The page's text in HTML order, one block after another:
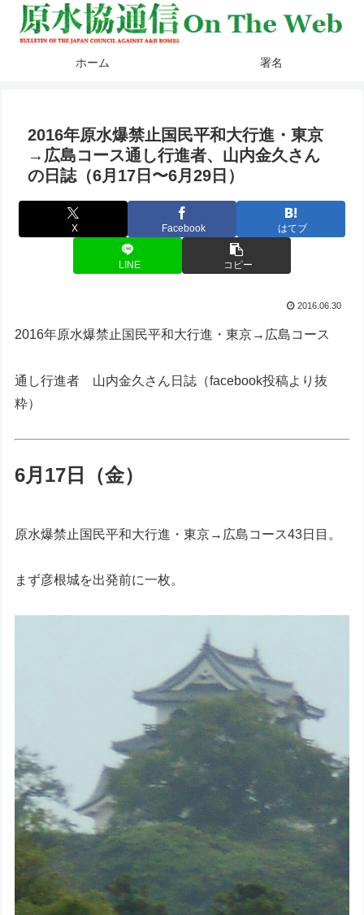
ホーム 署名
2016年原水爆禁止国民平和大行進・東京
→広島コース通し行進者、山内金久さん
の日誌（6月17日〜6月29日）
X Facebook はてブ
LINE コピー
2016.06.30
2016年原水爆禁止国民平和大行進・東京→広島コース
通し行進者 山内金久さん日誌（facebook投稿より抜
粋）
6月17日（金）
原水爆禁止国民平和大行進・東京→広島コース43日目。
まず彦根城を出発前に一枚。